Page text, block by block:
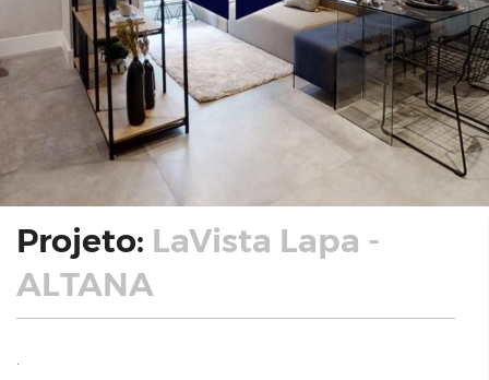
Projeto: LaVista Lapa -
ALTANA